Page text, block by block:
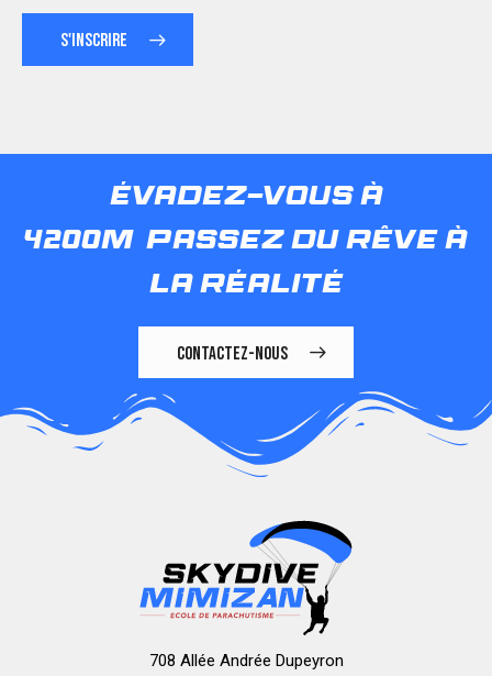
S'INSCRIRE
évadez-vous à
4200m passez du rêve à
la réalité
CONTACTEZ-NOUS
708 Allée Andrée Dupeyron